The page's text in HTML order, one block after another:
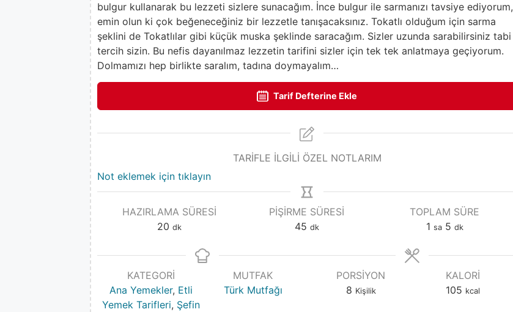
bulgur kullanarak bu lezzeti sizlere sunacağım. İnce bulgur ile sarmanızı tavsiye ediyorum,
emin olun ki çok beğeneceğiniz bir lezzetle tanışacaksınız. Tokatlı olduğum için sarma
şeklini de Tokatlılar gibi küçük muska şeklinde saracağım. Sizler uzunda sarabilirsiniz tabi
tercih sizin. Bu nefis dayanılmaz lezzetin tarifini sizler için tek tek anlatmaya geçiyorum.
Dolmamızı hep birlikte saralım, tadına doymayalım…
Tarif Defterine Ekle
TARİFLE İLGİLİ ÖZEL NOTLARIM
Not eklemek için tıklayın
HAZIRLAMA SÜRESI
20 dk
PIŞIRME SÜRESI
45 dk
TOPLAM SÜRE
1 sa 5 dk
KATEGORI
Ana Yemekler, Etli
Yemek Tarifleri, Şefin
MUTFAK
Türk Mutfağı
PORSIYON
8 Kişilik
KALORI
105 kcal